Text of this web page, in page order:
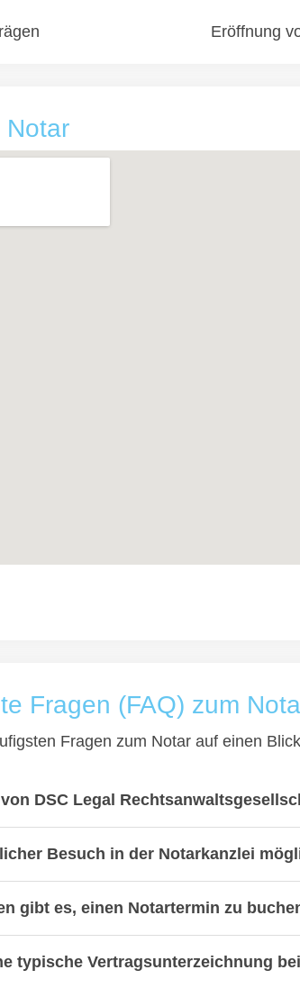
Eröffnung
Notar
Fragen (FAQ) zum
Fragen zum Notar auf einen
DSC Legal
Besuch in der Notarkanzlei
gibt es, einen Notartermin zu
typische Vertragsunterzeichnung